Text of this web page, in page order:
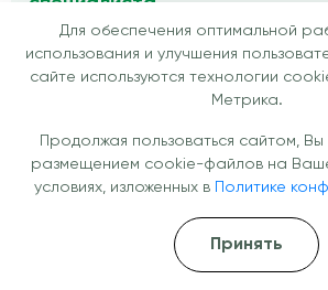
наблюдением медицинского
Контролируется
максимальной безопасности и
После капельницы пациент
Для обеспечения оптимальной
использования и улучшения
сайте используются технологии
Метрика.
Продолжая пользоваться сайтом,
размещением cookie-файлов на
условиях, изложенных в
Политике
Принять